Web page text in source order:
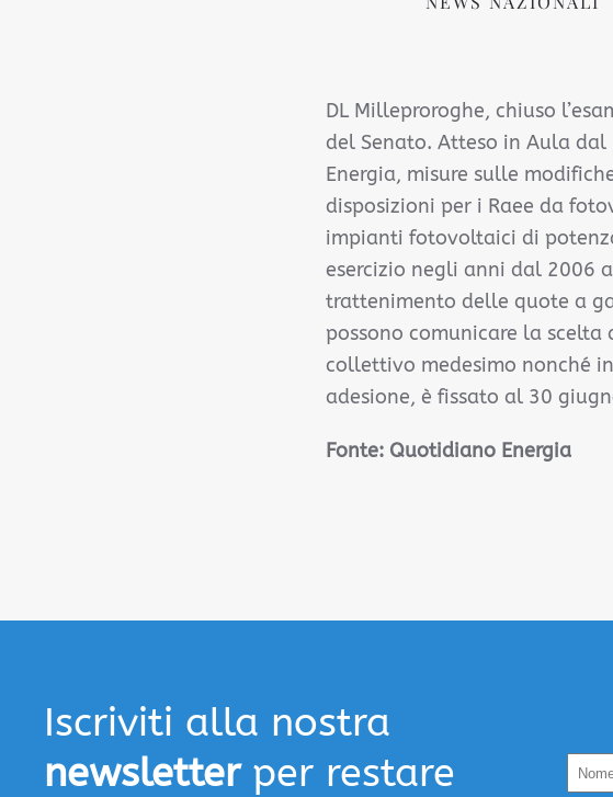
DL Milleproroghe, chiuso
del Senato. Atteso in Aula
Energia, misure sulle
disposizioni per i Raee da
impianti fotovoltaici di
esercizio negli anni dal 2006
trattenimento delle quote a
possono comunicare la
collettivo medesimo nonché
adesione, è fissato al 30
Fonte: Quotidiano Energia
Iscriviti alla nostra
newsletterper restare